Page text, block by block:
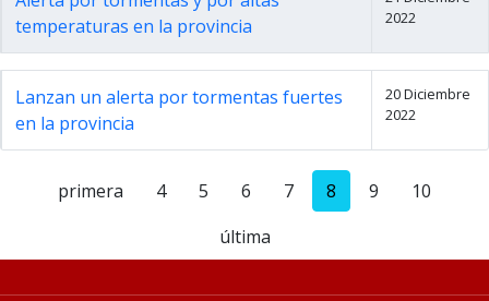
temperaturas en la provincia
2022
Lanzan un alerta por tormentas fuertes
en la provincia
20 Diciembre
2022
primera 4 5 6 7 8 9
10
última